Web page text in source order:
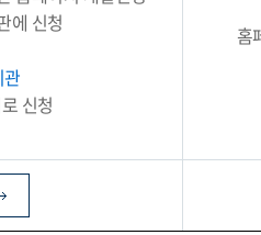
에 신청
신청
홈